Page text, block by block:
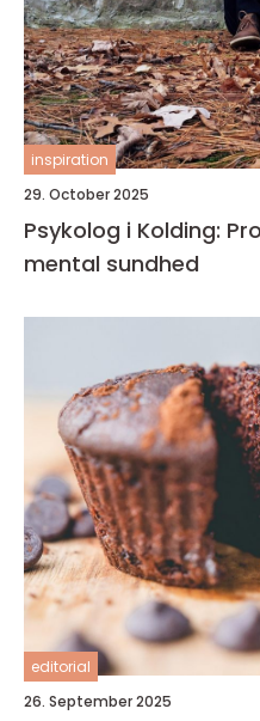
inspiration
29. October 2025
Psykolog i Kolding:
mental sundhed
editorial
26. September 2025